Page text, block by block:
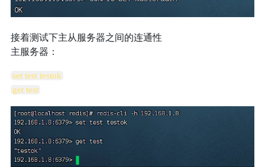
接着测试下主从服务器之间的连通性
主服务器：
set test testok
get test